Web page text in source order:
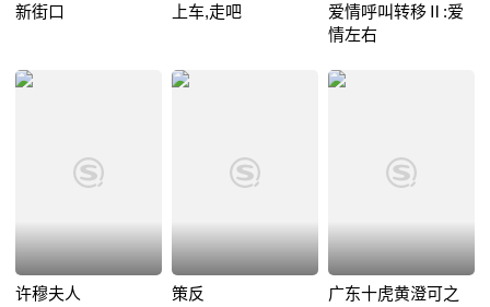
新街口 上车,走吧
爱情呼叫转移Ⅱ:爱
情左右
许穆夫人 策反
广东十虎黄澄可之